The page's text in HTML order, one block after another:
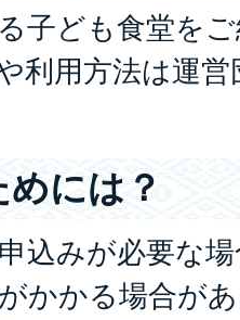
子ども食堂を
利用方法は運
めには？
込みが必要な
かかる場合が